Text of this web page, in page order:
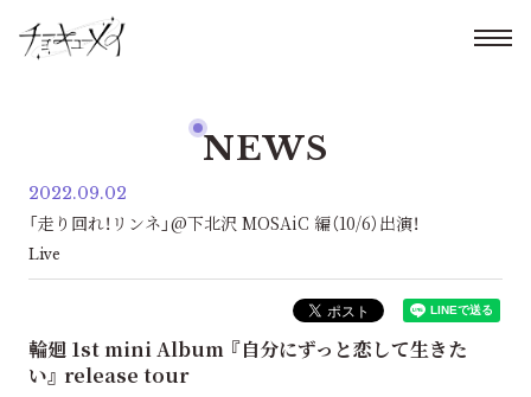
NEWS
2022.09.02
「走り回れ！リンネ」@下北沢 MOSAiC 編（10/6）出演！
Live
輪廻 1st mini Album 『自分にずっと恋して生きた
い』 release tour